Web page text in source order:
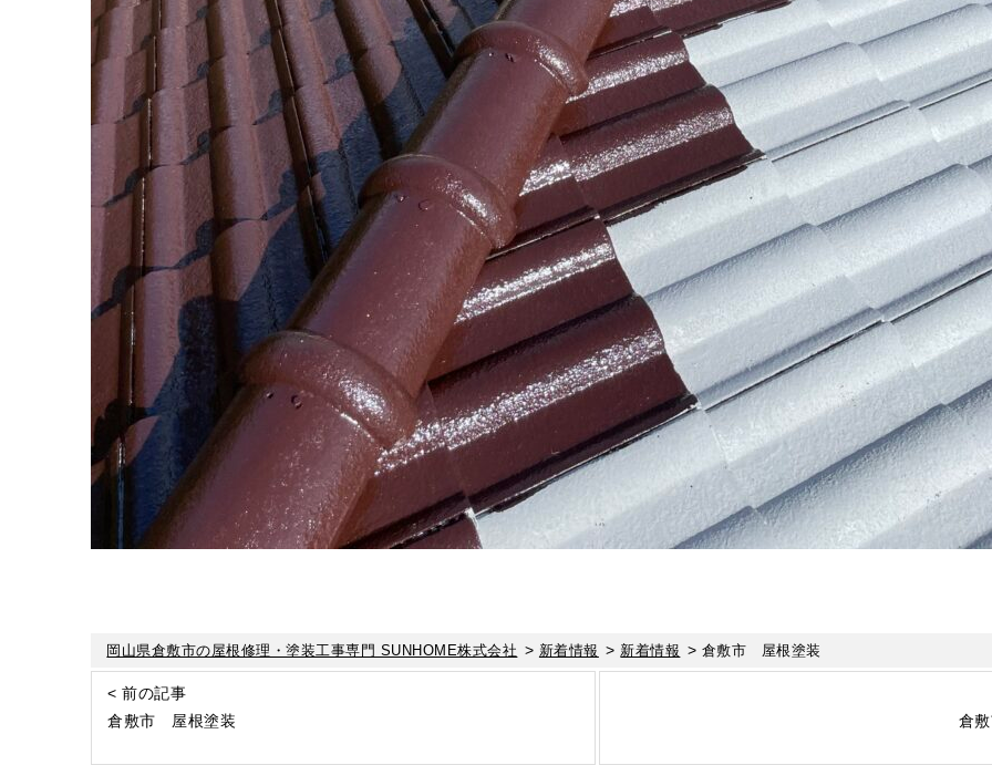
岡山県倉敷市の屋根修理・塗装工事専門 SUNHOME株式会社 > 新着情報 > 新着情報 > 倉敷市 屋根塗装
< 前の記事
倉敷市 屋根塗装
倉